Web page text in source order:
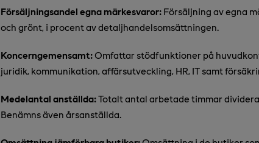
Försäljningsandel egna märkesvaror: Försäljning av egna
och grönt, i procent av detaljhandelsomsättningen.
Koncerngemensamt: Omfattar stödfunktioner på
juridik, kommunikation, affärsutveckling, HR, IT samt
Medelantal anställda:Totalt antal arbetade timmar
Benämns även årsanställda.